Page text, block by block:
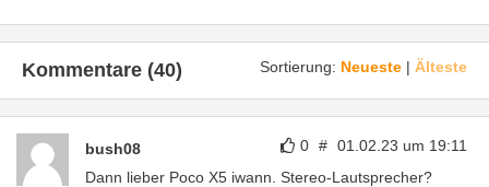
Sortierung: Neueste | Älteste
Kommentare (40)
0 # 01.02.23 um 19:11
bush08
Dann lieber Poco X5 iwann. Stereo-Lautsprecher?